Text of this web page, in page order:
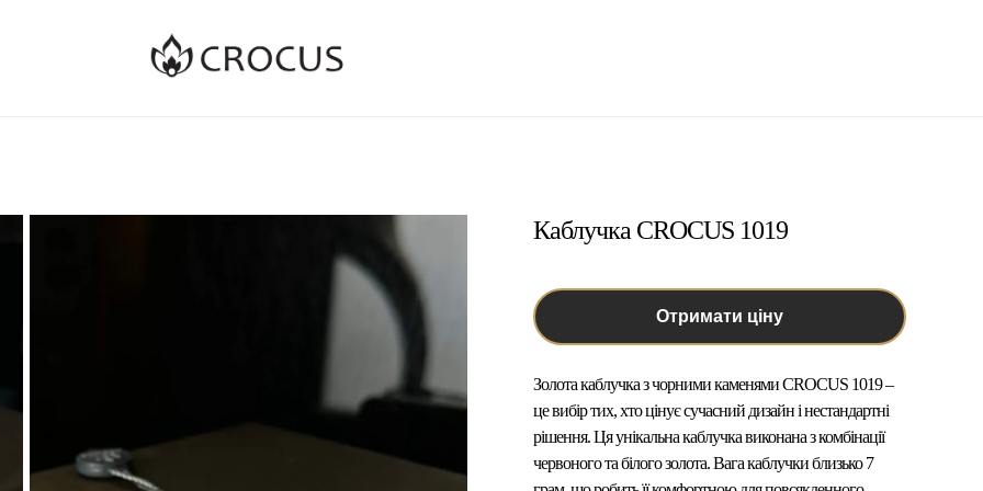
Каблучка CROCUS 1019
Отримати ціну
Золота каблучка з чорними каменями CROCUS 1019–
це вибір тих, хто цінує сучасний дизайн і нестандартні
рішення. Ця унікальна каблучка виконана з комбінації
червоного та білого золота. Вага каблучки близько 7